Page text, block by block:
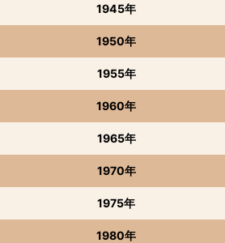
1945年
1950年
1955年
1960年
1965年
1970年
1975年
1980年